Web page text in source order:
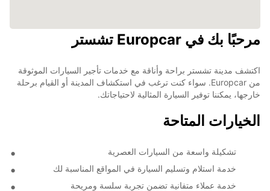
مرحبًا بك في Europcar تشستر
اكتشف مدينة تشستر براحة وأناقة مع خدمات تأجير السيارات الموثوقة
من Europcar. سواء كنت ترغب في استكشاف المدينة أو القيام برحلة
خارجها، يمكننا توفير السيارة المثالية لاحتياجاتك.
الخيارات المتاحة
تشكيلة واسعة من السيارات العصرية
خدمة استلام وتسليم السيارة في المواقع المناسبة لك
خدمة عملاء متفانية تضمن تجربة سلسة ومريحة